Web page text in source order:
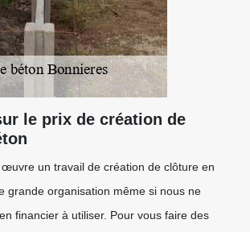
le prix de création de
un travail de création de clôture en
grande organisation même si nous ne
financier à utiliser. Pour vous faire des